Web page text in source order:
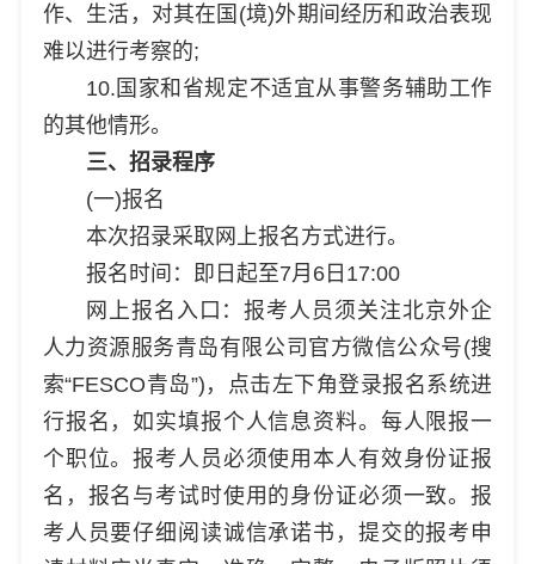
作、生活，对其在国(境)外期间经历和政治表现
难以进行考察的;
10.国家和省规定不适宜从事警务辅助工作
的其他情形。
三、招录程序
(一)报名
本次招录采取网上报名方式进行。
报名时间：即日起至7月6日17:00
网上报名入口：报考人员须关注北京外企
人力资源服务青岛有限公司官方微信公众号(搜
索“FESCO青岛”)，点击左下角登录报名系统进
行报名，如实填报个人信息资料。每人限报一
个职位。报考人员必须使用本人有效身份证报
名，报名与考试时使用的身份证必须一致。报
考人员要仔细阅读诚信承诺书，提交的报考申